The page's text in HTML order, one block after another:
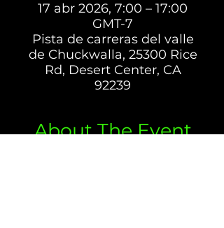
17 abr 2026, 7:00 – 17:00
GMT-7
Pista de carreras del valle
de Chuckwalla, 25300 Rice
Rd, Desert Center, CA
92239
About The Event